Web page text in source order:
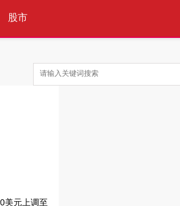
股市
美元上调至